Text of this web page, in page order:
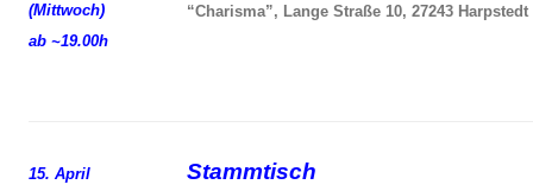
(Mittwoch)
ab ~19.00h
“Charisma”, Lange Straße 10, 27243 Harpstedt
15. April
Stammtisch